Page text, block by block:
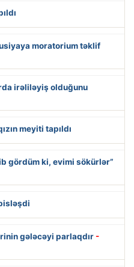
moratorium təklif
irəliləyiş olduğunu
meyiti tapıldı
gördüm ki, evimi sökürlər”
gələcəyi parlaqdır -